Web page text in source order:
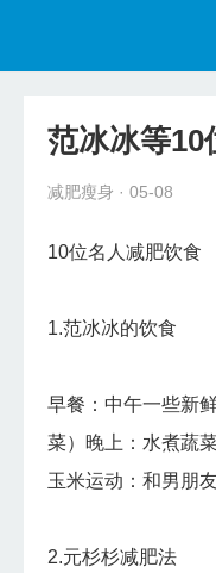
范冰冰等10
减肥瘦身 · 05-08
10位名人减肥饮食
1.范冰冰的饮食
早餐：中午一些新
菜）晚上：水煮蔬
玉米运动：和男朋
2.元杉杉减肥法